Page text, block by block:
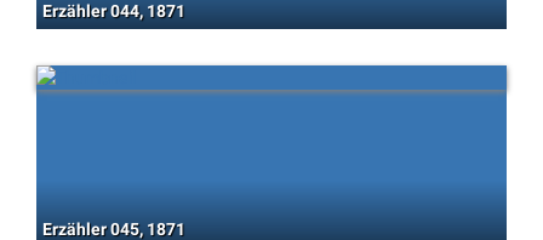
Erzähler 044, 1871
Erzähler 045, 1871